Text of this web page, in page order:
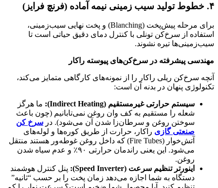
۴. خطوط تولید سیب زمینی نیمه آماده (فرنچ فرایز)
برای مرحله پیش‌پخت (Blanching) و پخت نهایی سیب‌زمینی،
استفاده از سرخ‌کن تونلی با کنترل دمای دقیق حیاتی است تا
سیب‌زمینی‌ها تیره نشوند.
مهندسی پیشرفته در سرخ‌کن‌های پیوسته راکار
آنچه سرخ‌کن ریلی راکار را از نمونه‌های کارگاهی متمایز می‌کند،
تکنولوژی پنهان در بدنه آن است:
سیستم حرارتی غیرمستقیم (Indirect Heating
): ما هرگز
شعله را مستقیم به کف وان روغن نمی‌تابانیم (چون باعث
سوختن روغن و سرطان‌زا شدن آن می‌شود). در سرخ کن
صنعتی گازی راکار، حرارت از طریق کوره‌ها و لوله‌های
آتش‌خوار (Fire Tubes) که داخل روغن غوطه‌ور هستند منتقل
می‌شود. این یعنی راندمان حرارتی ۹۰٪ و عدم سیاه شدن
روغن.
اینورتر تنظیم سرعت (Speed Inverter
): پنل کنترل هوشمند
دستگاه به شما اجازه می‌دهد زمان پخت را بر حسب “ثانیه”